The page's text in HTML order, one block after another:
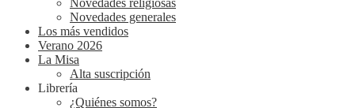
Novedades religiosas
Novedades generales
Los más vendidos
Verano 2026
La Misa
Alta suscripción
Librería
¿Quiénes somos?